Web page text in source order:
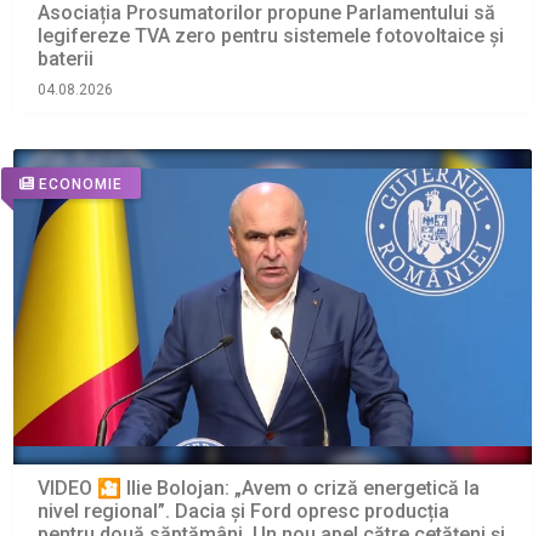
Asociația Prosumatorilor propune Parlamentului să
legifereze TVA zero pentru sistemele fotovoltaice și
baterii
04.08.2026
ECONOMIE
VIDEO 🎦 Ilie Bolojan: „Avem o criză energetică la
nivel regional”. Dacia și Ford opresc producția